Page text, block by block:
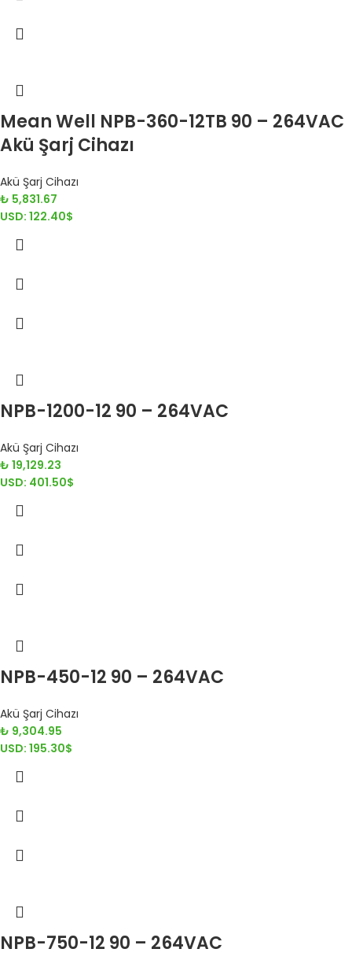
Mean Well NPB-360-12TB 90 – 264VAC
Akü Şarj Cihazı
Akü Şarj Cihazı
₺ 5,831.67
USD: 122.40$
NPB-1200-12 90 – 264VAC
Akü Şarj Cihazı
₺ 19,129.23
USD: 401.50$
NPB-450-12 90 – 264VAC
Akü Şarj Cihazı
₺ 9,304.95
USD: 195.30$
NPB-750-12 90 – 264VAC